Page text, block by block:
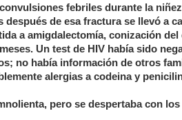
febriles durante la
de esa fractura se llevó a
a amigdalectomía, conización
Un test de HIV había sido
no había información de otros
alergias a codeina y
pero se despertaba con